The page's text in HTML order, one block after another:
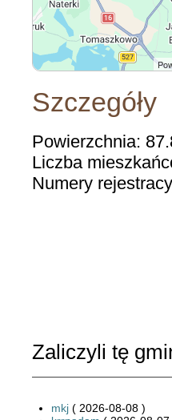
Szczegóły
Powierzchnia:
Liczba
Numery
Zaliczyli tę
mkj ( 2026-08-08 )